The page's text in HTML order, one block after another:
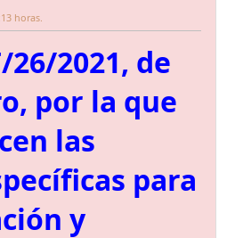
horas.
2021, de
por la que
las
para
y